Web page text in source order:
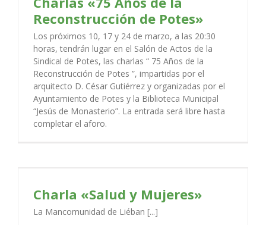
Reconstrucción de Potes»
Los próximos 10, 17 y 24 de marzo, a las 20:30
horas, tendrán lugar en el Salón de Actos de la
Sindical de Potes, las charlas “ 75 Años de la
Reconstrucción de Potes ”, impartidas por el
arquitecto D. César Gutiérrez y organizadas por el
Ayuntamiento de Potes y la Biblioteca Municipal
“Jesús de Monasterio”. La entrada será libre hasta
completar el aforo.
Charla «Salud y Mujeres»
La Mancomunidad de Liéban [...]